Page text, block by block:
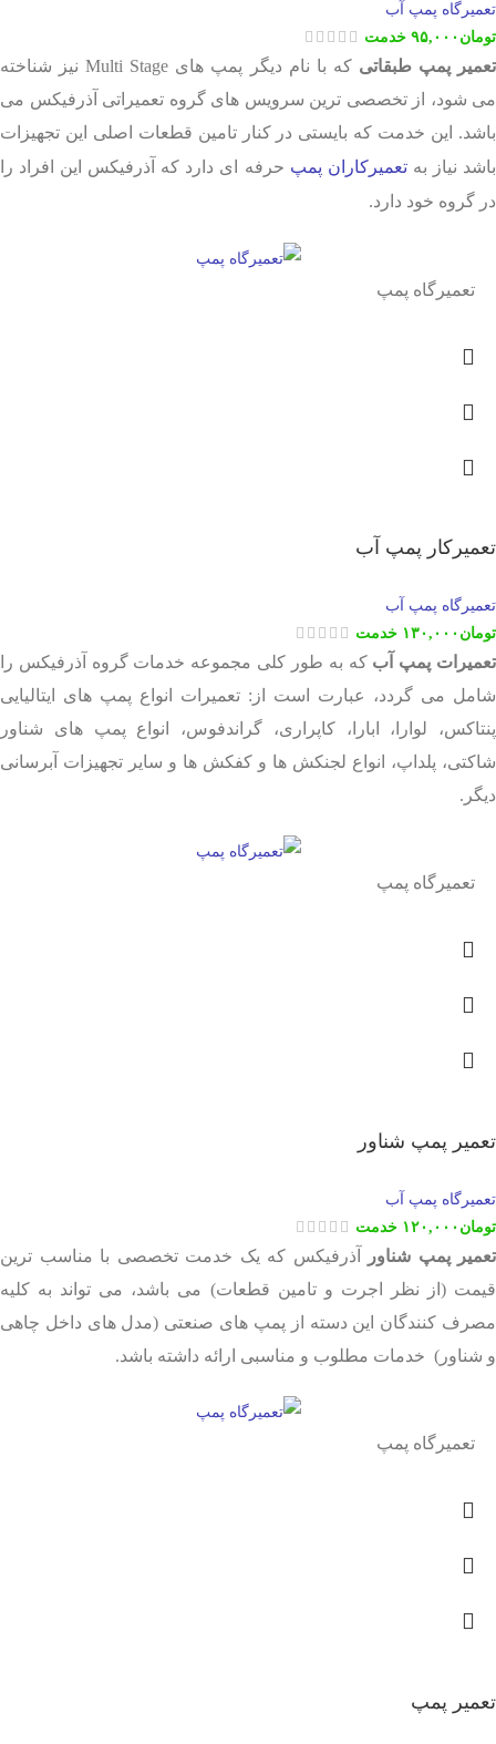
تعمیرگاه پمپ آب
تومان ۹۵,۰۰۰ خدمت
تعمیر پمپ طبقاتی
که با نام دیگر پمپ های Multi Stage نیز شناخته
می شود، از تخصصی ترین سرویس های گروه تعمیراتی آذرفیکس می
باشد. این خدمت که بایستی در کنار تامین قطعات اصلی این تجهیزات
باشد نیاز بهتعمیرکاران پمپ حرفه ای دارد که آذرفیکس این افراد را
در گروه خود دارد.
تعمیرگاه پمپ
تعمیرکار پمپ آب
تعمیرگاه پمپ آب
تومان ۱۳۰,۰۰۰ خدمت
تعمیرات پمپ آب که به طور کلی مجموعه خدمات گروه آذرفیکس را
شامل می گردد، عبارت است از: تعمیرات انواع پمپ های ایتالیایی
پنتاکس، لوارا، ابارا، کاپراری، گراندفوس، انواع پمپ های شناور
شاکتی، پلداپ، انواع لجنکش ها و کفکش ها و سایر تجهیزات آبرسانی
دیگر.
تعمیرگاه پمپ
تعمیر پمپ شناور
تعمیرگاه پمپ آب
تومان ۱۲۰,۰۰۰ خدمت
تعمیر پمپ شناور
آذرفیکس که یک خدمت تخصصی با مناسب ترین
قیمت (از نظر اجرت و تامین قطعات) می باشد، می تواند به کلیه
مصرف کنندگان این دسته از پمپ های صنعتی (مدل های داخل چاهی
و شناور) خدمات مطلوب و مناسبی ارائه داشته باشد.
تعمیرگاه پمپ
تعمیر پمپ